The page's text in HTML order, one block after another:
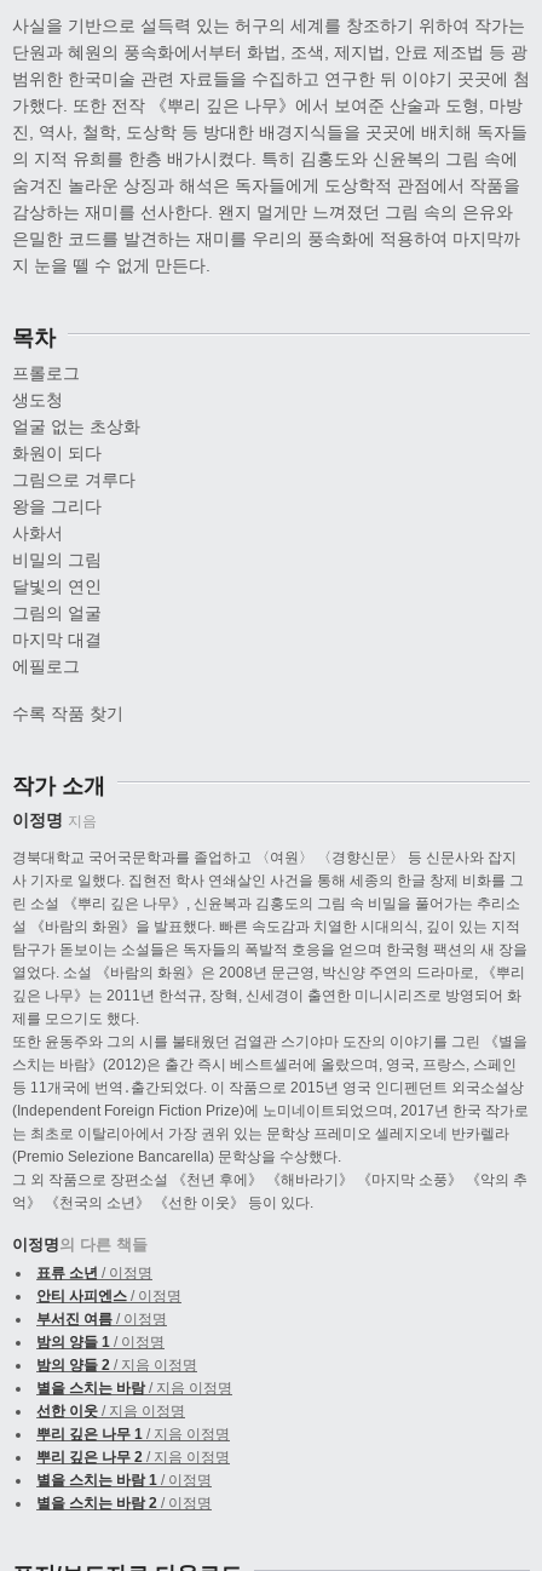
사실을 기반으로 설득력 있는 허구의 세계를 창조하기 위하여 작가는
단원과 혜원의 풍속화에서부터 화법, 조색, 제지법, 안료 제조법 등 광
범위한 한국미술 관련 자료들을 수집하고 연구한 뒤 이야기 곳곳에 첨
가했다. 또한 전작 《뿌리 깊은 나무》에서 보여준 산술과 도형, 마방
진, 역사, 철학, 도상학 등 방대한 배경지식들을 곳곳에 배치해 독자들
의 지적 유희를 한층 배가시켰다. 특히 김홍도와 신윤복의 그림 속에
숨겨진 놀라운 상징과 해석은 독자들에게 도상학적 관점에서 작품을
감상하는 재미를 선사한다. 왠지 멀게만 느껴졌던 그림 속의 은유와
은밀한 코드를 발견하는 재미를 우리의 풍속화에 적용하여 마지막까
지 눈을 뗄 수 없게 만든다.
목차
프롤로그
생도청
얼굴 없는 초상화
화원이 되다
그림으로 겨루다
왕을 그리다
사화서
비밀의 그림
달빛의 연인
그림의 얼굴
마지막 대결
에필로그
수록 작품 찾기
작가 소개
이정명 지음
경북대학교 국어국문학과를 졸업하고 〈여원〉 〈경향신문〉 등 신문사와 잡지
사 기자로 일했다. 집현전 학사 연쇄살인 사건을 통해 세종의 한글 창제 비화를 그
린 소설 《뿌리 깊은 나무》, 신윤복과 김홍도의 그림 속 비밀을 풀어가는 추리소
설 《바람의 화원》을 발표했다. 빠른 속도감과 치열한 시대의식, 깊이 있는 지적
탐구가 돋보이는 소설들은 독자들의 폭발적 호응을 얻으며 한국형 팩션의 새 장을
열었다. 소설 《바람의 화원》은 2008년 문근영, 박신양 주연의 드라마로, 《뿌리
깊은 나무》는 2011년 한석규, 장혁, 신세경이 출연한 미니시리즈로 방영되어 화
제를 모으기도 했다.
또한 윤동주와 그의 시를 불태웠던 검열관 스기야마 도잔의 이야기를 그린 《별을
스치는 바람》(2012)은 출간 즉시 베스트셀러에 올랐으며, 영국, 프랑스, 스페인
등 11개국에 번역․출간되었다. 이 작품으로 2015년 영국 인디펜던트 외국소설상
(Independent Foreign Fiction Prize)에 노미네이트되었으며, 2017년 한국 작가로
는 최초로 이탈리아에서 가장 권위 있는 문학상 프레미오 셀레지오네 반카렐라
(Premio Selezione Bancarella) 문학상을 수상했다.
그 외 작품으로 장편소설 《천년 후에》 《해바라기》 《마지막 소풍》 《악의 추
억》 《천국의 소년》 《선한 이웃》 등이 있다.
이정명의 다른 책들
표류 소년 / 이정명
안티 사피엔스 / 이정명
부서진 여름 / 이정명
밤의 양들 1 / 이정명
밤의 양들 2 / 지음 이정명
별을 스치는 바람/ 지음 이정명
선한 이웃 / 지음 이정명
뿌리 깊은 나무 1 / 지음 이정명
뿌리 깊은 나무 2 / 지음 이정명
별을 스치는 바람 1 / 이정명
별을 스치는 바람 2 / 이정명